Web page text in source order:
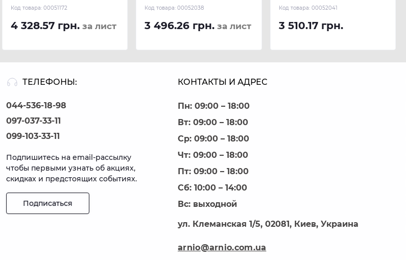
мм
Код товара: 00051172
4 328.57 грн. за лист
2800x2070x18 мм
Код товара:00052038
3 496.26 грн. за лист
мм
Код товара: 00052041
3 510.17 грн.
ТЕЛЕФОНЫ:
044-536-18-98
097-037-33-11
099-103-33-11
Подпишитесь на email-рассылку
чтобы первыми узнать об акциях,
скидках и предстоящих событиях.
Подписаться
КОНТАКТЫ И АДРЕС
Пн: 09:00 – 18:00
Вт: 09:00 – 18:00
Ср: 09:00 – 18:00
Чт: 09:00 – 18:00
Пт: 09:00 – 18:00
Сб: 10:00 – 14:00
Вс: выходной
ул. Клеманская 1/5, 02081, Киев, Украина
arnio@arnio.com.ua